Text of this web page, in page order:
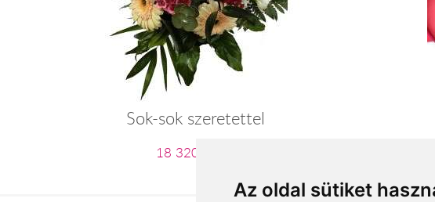
Az oldal sütiket
Sok-sok szeretettel
18 320 Ft-tól